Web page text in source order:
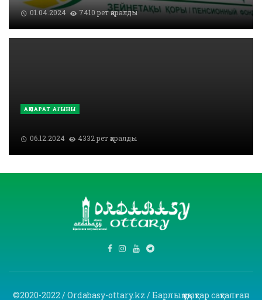
01.04.2024 7410 рет қаралды
АҚПАРАТ АҒЫНЫ
06.12.2024 4332 рет қаралды
©2020-2022 / Ordabasy-ottary.kz / Барлық құқықтар сақталған